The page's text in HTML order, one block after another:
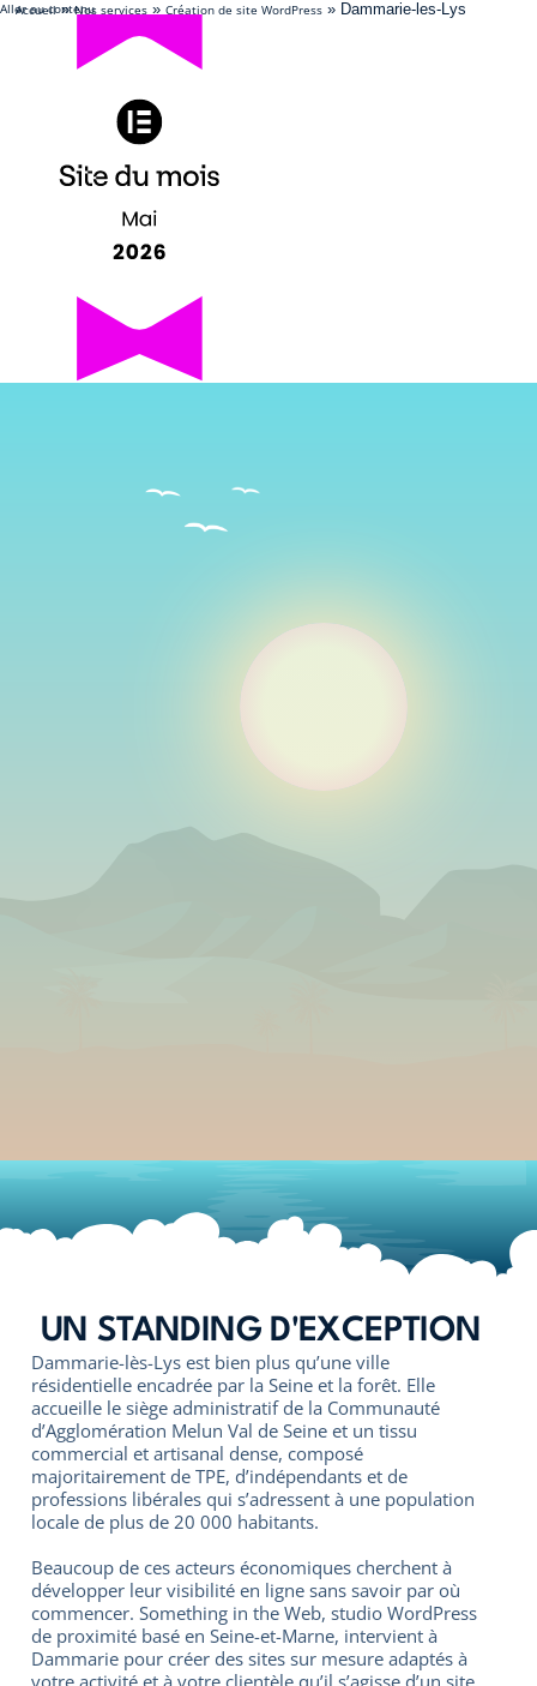
Aller au contenu
Accueil»Nos services» Création de site WordPress» Dammarie-les-Lys
UN STANDING D'EXCEPTION
Dammarie-lès-Lys est bien plus qu’une ville
résidentielle encadrée par la Seine et la forêt. Elle
accueille le siège administratif de la Communauté
d’Agglomération Melun Val de Seine et un tissu
commercial et artisanal dense, composé
majoritairement de TPE, d’indépendants et de
professions libérales qui s’adressent à une population
locale de plus de 20 000 habitants.
Beaucoup de ces acteurs économiques cherchent à
développer leur visibilité en ligne sans savoir par où
commencer. Something in the Web, studio WordPress
de proximité basé en Seine-et-Marne, intervient à
Dammarie pour créer des sites sur mesure adaptés à